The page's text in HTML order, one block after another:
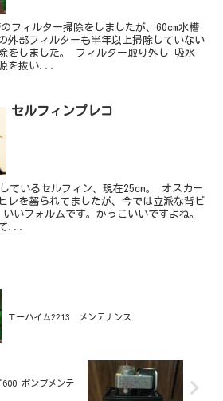
フィルター掃除をしましたが、60cm水槽
外部フィルターも半年以上掃除していない
をしました。 フィルター取り外し 吸水
を抜い...
セルフィンプレコ
ているセルフィン、現在25cm。 オスカー
レを齧られてましたが、今では立派な背ビ
いフォルムです。かっこいいですよね。
て...
エーハイム2213 メンテナンス
600 ポンプメンテ